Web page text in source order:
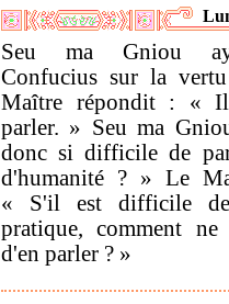
Seu ma Gniou
Confucius sur la
Maître répondit : «
parler. » Seu ma
donc si difficile de
d'humanité ? » Le
« S'il est difficile
pratique, comment
d'en parler ? »